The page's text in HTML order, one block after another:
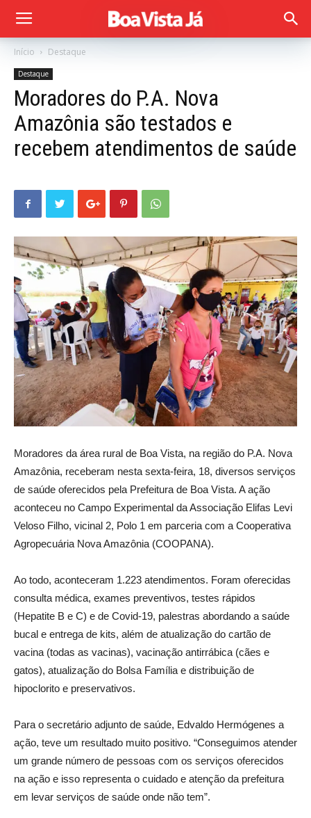
Início Destaque
Destaque
Moradores do P.A. Nova
Amazônia são testados e
recebem atendimentos de saúde
Moradores da área rural de Boa Vista, na região do P.A. Nova
Amazônia, receberam nesta sexta-feira, 18, diversos serviços
de saúde oferecidos pela Prefeitura de Boa Vista. A ação
aconteceu no Campo Experimental da Associação Elifas Levi
Veloso Filho, vicinal 2, Polo 1 em parceria com a Cooperativa
Agropecuária Nova Amazônia (COOPANA).
Ao todo, aconteceram 1.223 atendimentos. Foram oferecidas
consulta médica, exames preventivos, testes rápidos
(Hepatite B e C) e de Covid-19, palestras abordando a saúde
bucal e entrega de kits, além de atualização do cartão de
vacina (todas as vacinas), vacinação antirrábica (cães e
gatos), atualização do Bolsa Família e distribuição de
hipoclorito e preservativos.
Para o secretário adjunto de saúde, Edvaldo Hermógenes a
ação, teve um resultado muito positivo. “Conseguimos atender
um grande número de pessoas com os serviços oferecidos
na ação e isso representa o cuidado e atenção da prefeitura
em levar serviços de saúde onde não tem”.